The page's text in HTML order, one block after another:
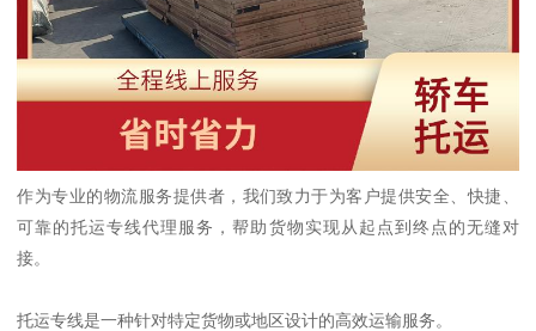
作为专业的物流服务提供者，我们致力于为客户提供安全、快捷、
可靠的托运专线代理服务，帮助货物实现从起点到终点的无缝对
接。
托运专线是一种针对特定货物或地区设计的高效运输服务。